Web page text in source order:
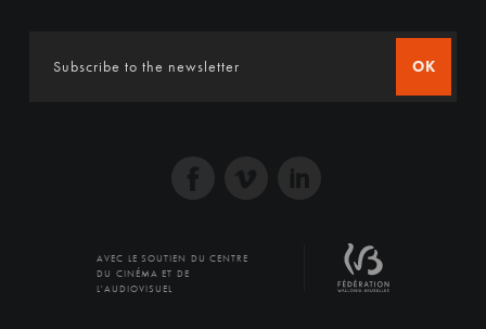
OK
AVEC LE SOUTIEN DU CENTRE
DU CINÉMA ET DE
L'AUDIOVISUEL